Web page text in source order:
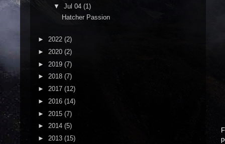
▼Jul 04(1)
Hatcher Passion
► 2022 (2)
► 2020 (2)
► 2019 (7)
► 2018 (7)
► 2017 (12)
► 2016 (14)
► 2015 (7)
► 2014 (5)
► 2013 (15)